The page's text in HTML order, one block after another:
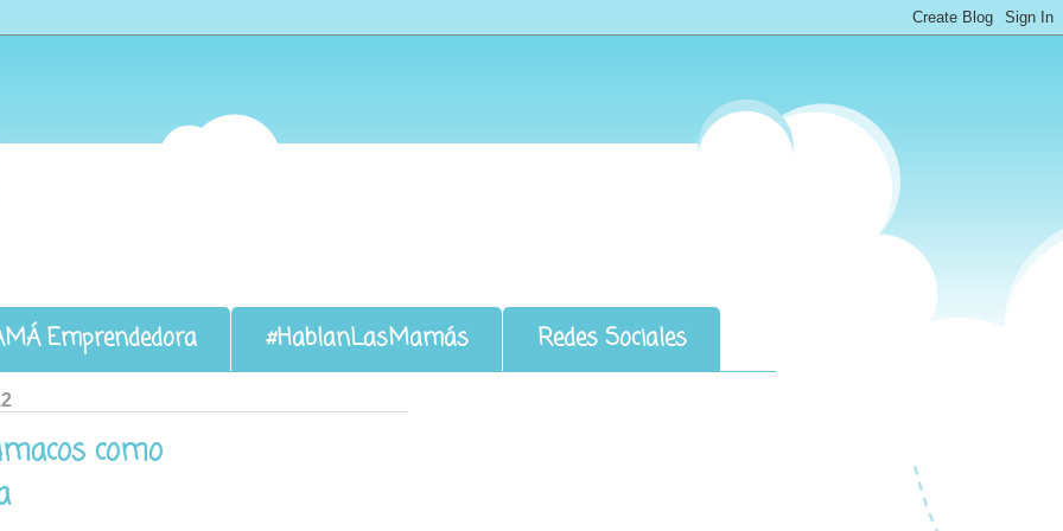
Emprendedora #HablanLasMamás Redes Sociales
como